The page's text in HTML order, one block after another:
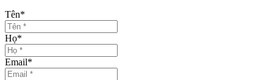
Tên*
Họ*
Email*